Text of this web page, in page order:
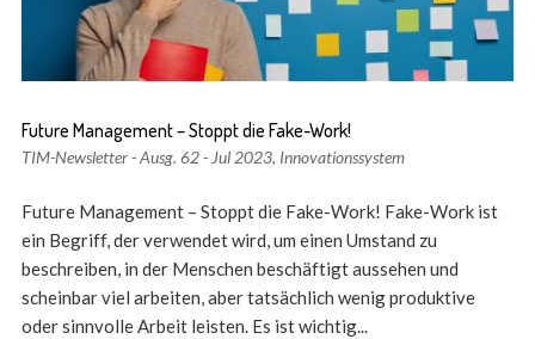
Future Management – Stoppt die Fake-Work!
TIM-Newsletter - Ausg. 62 - Jul 2023, Innovationssystem
Future Management – Stoppt die Fake-Work! Fake-Work ist
ein Begriff, der verwendet wird, um einen Umstand zu
beschreiben, in der Menschen beschäftigt aussehen und
scheinbar viel arbeiten, aber tatsächlich wenig produktive
oder sinnvolle Arbeit leisten. Es ist wichtig...